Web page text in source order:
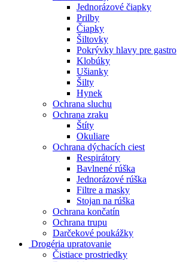
Jednorázové čiapky
Prilby
Čiapky
Šiltovky
Pokrývky hlavy pre gastro
Klobúky
Ušianky
Šilty
Hynek
Ochrana sluchu
Ochrana zraku
Štíty
Okuliare
Ochrana dýchacích ciest
Respirátory
Bavlnené rúška
Jednorázové rúška
Filtre a masky
Stojan na rúška
Ochrana končatín
Ochrana trupu
Darčekové poukážky
Drogéria upratovanie
Čistiace prostriedky